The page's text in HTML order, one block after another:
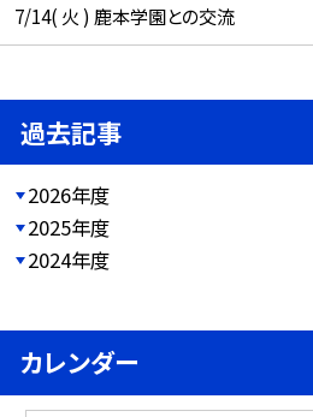
7/14( 火 ) 鹿本学園との交流
過去記事
2026年度
2025年度
2024年度
カレンダー